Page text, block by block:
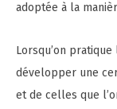
adoptée à la
Lorsqu’on
développer une
et de celles que